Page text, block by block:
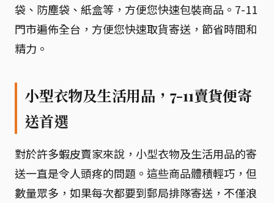
袋、防塵袋、紙盒等，方便您快速包裝商品。7-11
門市遍佈全台，方便您快速取貨寄送，節省時間和
精力。
小型衣物及生活用品，7-11賣貨便寄
送首選
對於許多蝦皮賣家來說，小型衣物及生活用品的寄
送一直是令人頭疼的問題。這些商品體積輕巧，但
數量眾多，如果每次都要到郵局排隊寄送，不僅浪